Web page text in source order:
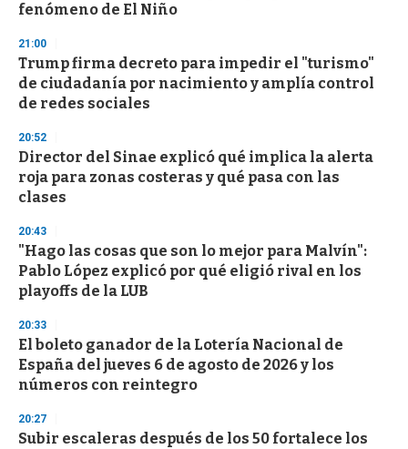
fenómeno de El Niño
21:00
Trump firma decreto para impedir el "turismo"
de ciudadanía por nacimiento y amplía control
de redes sociales
20:52
Director del Sinae explicó qué implica la alerta
roja para zonas costeras y qué pasa con las
clases
20:43
"Hago las cosas que son lo mejor para Malvín":
Pablo López explicó por qué eligió rival en los
playoffs de la LUB
20:33
El boleto ganador de la Lotería Nacional de
España del jueves 6 de agosto de 2026 y los
números con reintegro
20:27
Subir escaleras después de los 50 fortalece los